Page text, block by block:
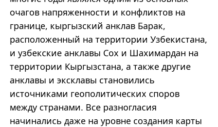
очагов напряженности и конфликтов на
границе, кыргызский анклав Барак,
расположенный на территории Узбекистана,
и узбекские анклавы Сох и Шахимардан на
территории Кыргызстана, а также другие
анклавы и эксклавы становились
источниками геополитических споров
между странами. Все разногласия
начинались даже на уровне создания карты